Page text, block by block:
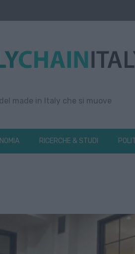
made in Italy che si muove
RICERCHE & STUDI